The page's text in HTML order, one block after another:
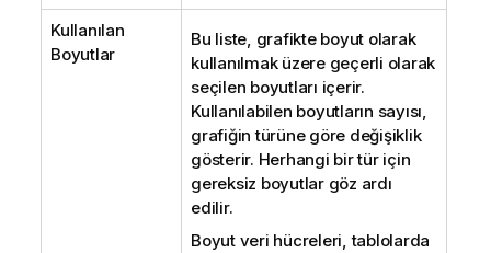
Kullanılan
Boyutlar
Bu liste, grafikte boyut olarak
kullanılmak üzere geçerli olarak
seçilen boyutları içerir.
Kullanılabilen boyutların sayısı,
grafiğin türüne göre değişiklik
gösterir. Herhangi bir tür için
gereksiz boyutlar göz ardı
edilir.
Boyut veri hücreleri, tablolarda